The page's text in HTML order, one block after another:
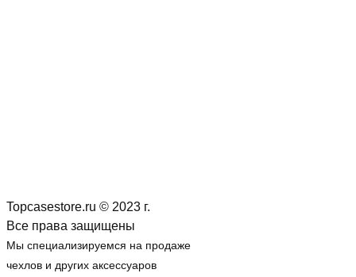
Topcasestore.ru © 2023 г.
Все права защищены
Мы специализируемся на продаже
чехлов и других аксессуаров